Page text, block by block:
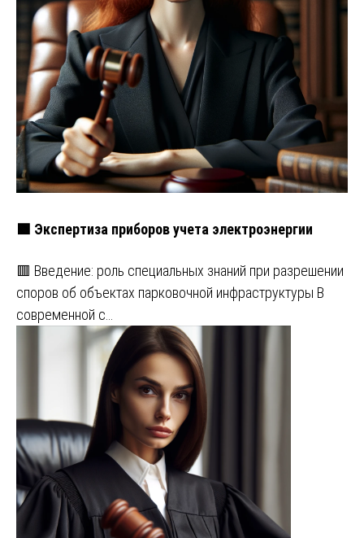
🟩 Экспертиза приборов учета электроэнергии
🟥 Введение: роль специальных знаний при разрешении
споров об объектах парковочной инфраструктуры В
современной с…